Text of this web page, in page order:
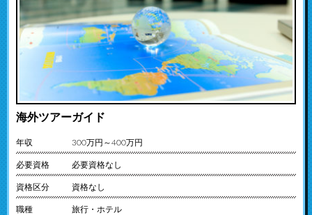
海外ツアーガイド
年収 300万円～400万円
必要資格 必要資格なし
資格区分 資格なし
職種 旅行・ホテル